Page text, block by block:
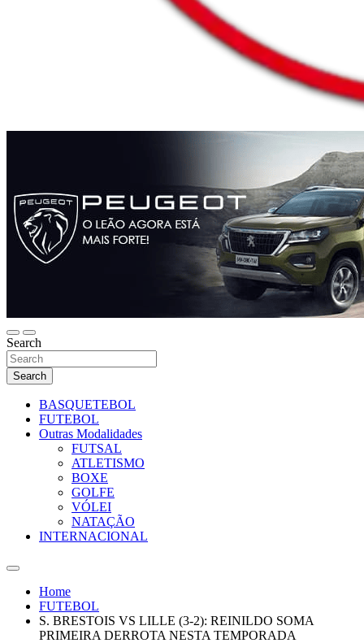
Search
Search
BASQUETEBOL
FUTEBOL
Outras Modalidades
FUTSAL
ATLETISMO
BOXE
GOLFE
VÓLEI
NATAÇÃO
INTERNACIONAL
Home
FUTEBOL
S. BRESTOIS VS LILLE (3-2): REINILDO SOMA
PRIMEIRA DERROTA NESTA TEMPORADA